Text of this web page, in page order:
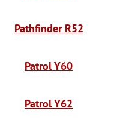
Pathfinder R52
Patrol Y60
Patrol Y62